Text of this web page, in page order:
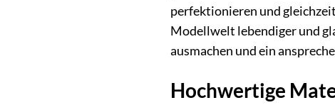
perfektionieren und
Modellwelt lebendiger und
ausmachen und ein
Hochwertige